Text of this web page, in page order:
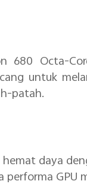
680 Octa-
untuk
patah.
daya
performa